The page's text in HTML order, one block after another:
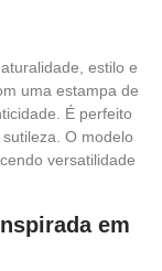
estilo e
uma estampa de
É perfeito
O modelo
versatilidade
em